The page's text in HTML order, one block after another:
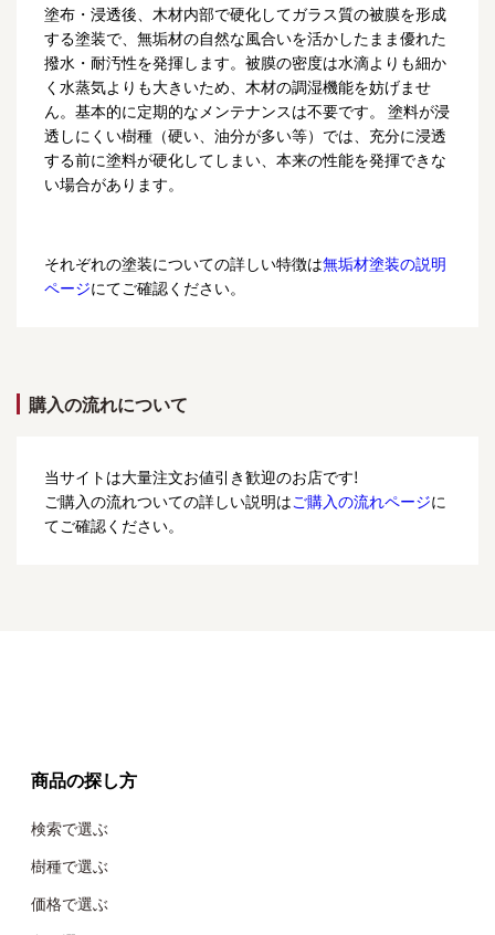
塗布・浸透後、木材内部で硬化してガラス質の被膜を形成
する塗装で、無垢材の自然な風合いを活かしたまま優れた
撥水・耐汚性を発揮します。被膜の密度は水滴よりも細か
く水蒸気よりも大きいため、木材の調湿機能を妨げませ
ん。基本的に定期的なメンテナンスは不要です。 塗料が浸
透しにくい樹種（硬い、油分が多い等）では、充分に浸透
する前に塗料が硬化してしまい、本来の性能を発揮できな
い場合があります。
それぞれの塗装についての詳しい特徴は無垢材塗装の説明
ページにてご確認ください。
購入の流れについて
当サイトは大量注文お値引き歓迎のお店です!
ご購入の流れついての詳しい説明はご購入の流れページに
てご確認ください。
商品の探し方
検索で選ぶ
樹種で選ぶ
価格で選ぶ